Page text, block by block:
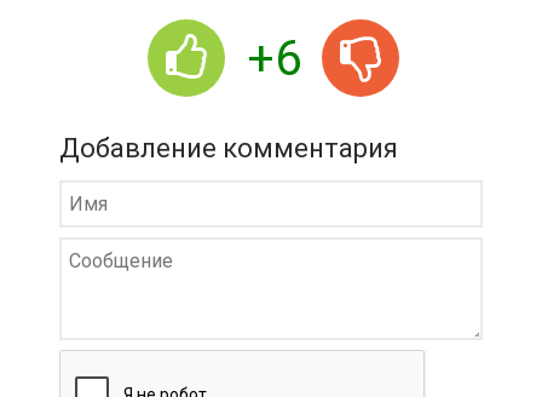
+6
Добавление комментария